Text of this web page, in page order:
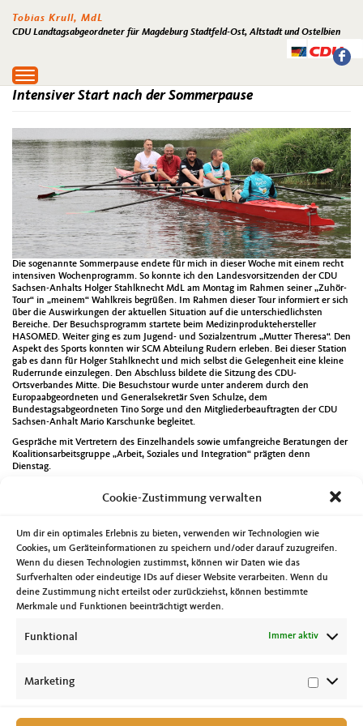
Cookie-Zustimmung verwalten
Um dir ein optimales Erlebnis zu bieten, verwenden wir Technologien wie
Cookies, um Geräteinformationen zu speichern und/oder darauf zuzugreifen.
Wenn du diesen Technologien zustimmst, können wir Daten wie das
Surfverhalten oder eindeutige IDs auf dieser Website verarbeiten. Wenn du
deine Zustimmung nicht erteilst oder zurückziehst, können bestimmte
Merkmale und Funktionen beeinträchtigt werden.
Funktional Immer aktiv
Marketing
Tobias Krull, MdL
CDU Landtagsabgeordneter für Magdeburg Stadtfeld-Ost, Altstadt und Ostelbien
Toggle
navigation
Intensiver Start nach der Sommerpause
Die sogenannte Sommerpause endete für mich in dieser Woche mit einem recht
intensiven Wochenprogramm. So konnte ich den Landesvorsitzenden der CDU
Sachsen-Anhalts Holger Stahlknecht MdL am Montag im Rahmen seiner „Zuhör-
Tour“ in „meinem“ Wahlkreis begrüßen. Im Rahmen dieser Tour informiert er sich
über die Auswirkungen der aktuellen Situation auf die unterschiedlichsten
Bereiche. Der Besuchsprogramm startete beim Medizinproduktehersteller
HASOMED. Weiter ging es zum Jugend- und Sozialzentrum „Mutter Theresa“. Den
Aspekt des Sports konnten wir SCM Abteilung Rudern erleben. Bei dieser Station
gab es dann für Holger Stahlknecht und mich selbst die Gelegenheit eine kleine
Ruderrunde einzulegen. Den Abschluss bildete die Sitzung des CDU-
Ortsverbandes Mitte. Die Besuchstour wurde unter anderem durch den
Europaabgeordneten und Generalsekretär Sven Schulze, dem
Bundestagsabgeordneten Tino Sorge und den Mitgliederbeauftragten der CDU
Sachsen-Anhalt Mario Karschunke begleitet.
Gespräche mit Vertretern des Einzelhandels sowie umfangreiche Beratungen der
Koalitionsarbeitsgruppe „Arbeit, Soziales und Integration“ prägten denn
Dienstag.
parlamentarischen Abends der Ärztekammer Sachsen-Anhalt sowie der
Am Donnerstag begann wieder der Schulunterricht in Sachsen-Anhalt. An
diesem Tag hatte ich die Gelegenheit den Bildungsminister Marco Tullner bei
einem Besuch des Werner-von-Siemens-Gymnasium Magdeburg zu begleiten. Im
weiteren Verlauf des Tages hielt ich ein Grußwort bei einer Veranstaltung des
IWK Magdeburg im Alten Rathaus Magdeburg. Anlass war die Begrüßung von 30
angehenden Pflegefachfrauen und Pflegefachmännern die am 01. September
Anhalt.